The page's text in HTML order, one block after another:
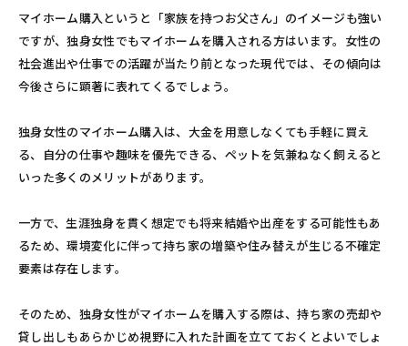
マイホーム購入というと「家族を持つお父さん」のイメージも強い
ですが、独身女性でもマイホームを購入される方はいます。女性の
社会進出や仕事での活躍が当たり前となった現代では、その傾向は
今後さらに顕著に表れてくるでしょう。
独身女性のマイホーム購入は、大金を用意しなくても手軽に買え
る、自分の仕事や趣味を優先できる、ペットを気兼ねなく飼えると
いった多くのメリットがあります。
一方で、生涯独身を貫く想定でも将来結婚や出産をする可能性もあ
るため、環境変化に伴って持ち家の増築や住み替えが生じる不確定
要素は存在します。
そのため、独身女性がマイホームを購入する際は、持ち家の売却や
貸し出しもあらかじめ視野に入れた計画を立てておくとよいでしょ